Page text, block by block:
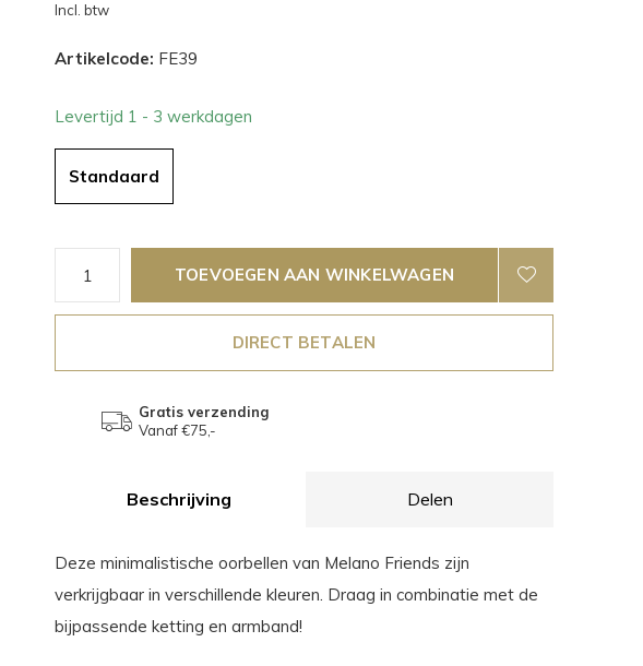
Incl. btw
Artikelcode: FE39
Levertijd 1 - 3 werkdagen
Standaard
TOEVOEGEN AAN WINKELWAGEN
DIRECT BETALEN
Gratis verzending
Vanaf €75,-
Beschrijving Delen
Deze minimalistische oorbellen van Melano Friends zijn
verkrijgbaar in verschillende kleuren. Draag in combinatie met de
bijpassende ketting en armband!